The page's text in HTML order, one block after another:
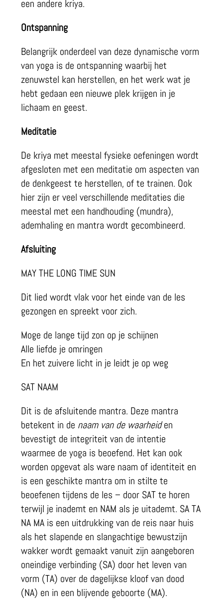
een andere kriya.
Ontspanning
Belangrijk onderdeel van deze dynamische vorm
van yoga is de ontspanning waarbij het
zenuwstel kan herstellen, en het werk wat je
hebt gedaan een nieuwe plek krijgen in je
lichaam en geest.
Meditatie
De kriya met meestal fysieke oefeningen wordt
afgesloten met een meditatie om aspecten van
de denkgeest te herstellen, of te trainen. Ook
hier zijn er veel verschillende meditaties die
meestal met een handhouding (mundra),
ademhaling en mantra wordt gecombineerd.
Afsluiting
MAY THE LONG TIME SUN
Dit lied wordt vlak voor het einde van de les
gezongen en spreekt voor zich.
Moge de lange tijd zon op je schijnen
Alle liefde je omringen
En het zuivere licht in je leidt je op weg
SAT NAAM
Dit is de afsluitende mantra. Deze mantra
betekent in de naam van de waarheiden
bevestigt de integriteit van de intentie
waarmee de yoga is beoefend. Het kan ook
worden opgevat als ware naam of identiteit en
is een geschikte mantra om in stilte te
beoefenen tijdens de les – door SAT te horen
terwijl je inademt en NAM als je uitademt. SA TA
NA MA is een uitdrukking van de reis naar huis
als het slapende en slangachtige bewustzijn
wakker wordt gemaakt vanuit zijn aangeboren
oneindige verbinding (SA) door het leven van
vorm (TA) over de dagelijkse kloof van dood
(NA) en in een blijvende geboorte (MA).